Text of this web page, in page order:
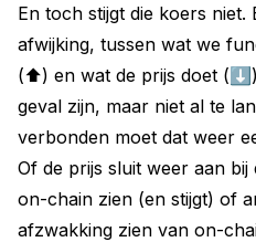
En toch stijgt die koers niet.
afwijking, tussen wat we
(⬆) en wat de prijs doet
geval zijn, maar niet al te
verbonden moet dat weer
Of de prijs sluit weer aan bij
on-chain zien (en stijgt) of
afzwakking zien van on-